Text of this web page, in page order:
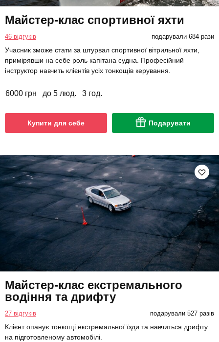
Майстер-клас спортивної яхти
46 відгуків подарували 684 рази
Учасник зможе стати за штурвал спортивної вітрильної яхти,
примірявши на себе роль капітана судна. Професійний
інструктор навчить клієнтів усіх тонкощів керування.
6000 грн до 5 люд. 3 год.
Купити для себе Подарувати
Майстер-клас екстремального
водіння та дрифту
27 відгуків подарували 527 разів
Клієнт опанує тонкощі екстремальної їзди та навчиться дрифту
на підготовленому автомобілі.